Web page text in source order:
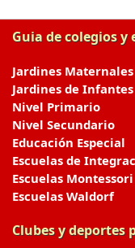
Guia de colegios
Jardines Maternales
Jardines de
Nivel Primario
Nivel Secundario
Educación Especial
Escuelas de
Escuelas Montessori
Escuelas Waldorf
Clubes y deportes